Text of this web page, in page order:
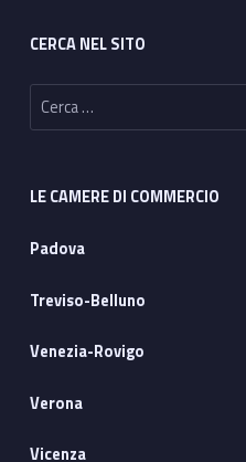
CERCA NEL SITO
Ricerca per:
LE CAMERE DI COMMERCIO
Padova
Treviso-Belluno
Venezia-Rovigo
Verona
Vicenza